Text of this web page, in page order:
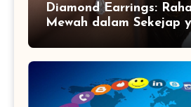
Diamond Earrings:
Mewah dalam Sekejap